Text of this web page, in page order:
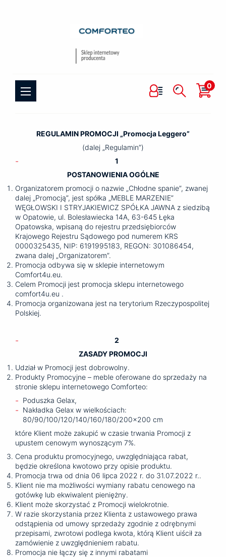
0
REGULAMIN PROMOCJI „Promocja Leggero”
(dalej „Regulamin”)
1
POSTANOWIENIA OGÓLNE
Organizatorem promocji o nazwie „Chłodne spanie”, zwanej
dalej „Promocją”, jest spółka „MEBLE MARZENIE”
WĘGŁOWSKI I STRYJAKIEWICZ SPÓŁKA JAWNA z siedzibą
w Opatowie, ul. Bolesławiecka 14A, 63-645 Łęka
Opatowska, wpisaną do rejestru przedsiębiorców
Krajowego Rejestru Sądowego pod numerem KRS
0000325435, NIP: 6191995183, REGON: 301086454,
zwana dalej „Organizatorem”.
Promocja odbywa się w sklepie internetowym
Comfort4u.eu.
Celem Promocji jest promocja sklepu internetowego
comfort4u.eu .
Promocja organizowana jest na terytorium Rzeczypospolitej
Polskiej.
2
ZASADY PROMOCJI
Udział w Promocji jest dobrowolny.
Produkty Promocyjne – meble oferowane do sprzedaży na
stronie sklepu internetowego Comforteo:
Poduszka Gelax,
Nakładka Gelax w wielkościach:
80/90/100/120/140/160/180/200×200 cm
które Klient może zakupić w czasie trwania Promocji z
upustem cenowym wynoszącym 7%.
Cena produktu promocyjnego, uwzględniająca rabat,
będzie określona kwotowo przy opisie produktu.
Promocja trwa od dnia 06 lipca 2022 r. do 31.07.2022 r..
Klient nie ma możliwości wymiany rabatu cenowego na
gotówkę lub ekwiwalent pieniężny.
Klient może skorzystać z Promocji wielokrotnie.
W razie skorzystania przez Klienta z ustawowego prawa
odstąpienia od umowy sprzedaży zgodnie z odrębnymi
przepisami, zwrotowi podlega kwota, którą Klient uiścił za
zamówienie z uwzględnieniem rabatu.
Promocja nie łączy się z innymi rabatami